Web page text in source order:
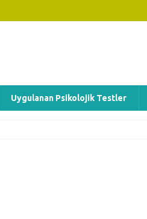
Uygulanan Psikolojik Testler